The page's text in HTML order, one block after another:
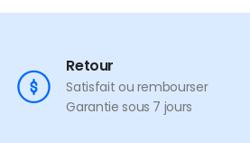
Retour
Satisfait ou rembourser
Garantie sous 7 jours